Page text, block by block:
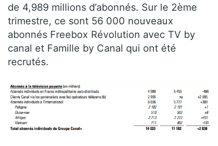
de 4,989 millions d’abonnés. Sur le 2ème
trimestre, ce sont 56 000 nouveaux
abonnés Freebox Révolution avec TV by
canal et Famille by Canal qui ont été
recrutés.